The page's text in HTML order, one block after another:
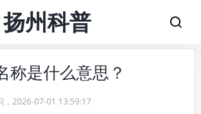
扬州科普
称是什么意思？
， 2026-07-01 13:59:17